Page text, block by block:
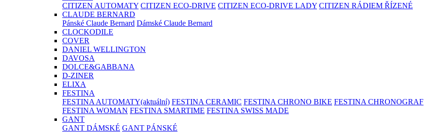
CITIZEN AUTOMATY CITIZEN ECO-DRIVE CITIZEN ECO-DRIVE LADY CITIZEN RÁDIEM ŘÍZENÉ
CLAUDE BERNARD
Pánské Claude Bernard Dámské Claude Bernard
CLOCKODILE
COVER
DANIEL WELLINGTON
DAVOSA
DOLCE&GABBANA
D-ZINER
ELIXA
FESTINA
FESTINA AUTOMATY(aktuální) FESTINA CERAMIC FESTINA CHRONO BIKE FESTINA CHRONOGRAF
FESTINA WOMAN FESTINA SMARTIME FESTINA SWISS MADE
GANT
GANT DÁMSKÉ GANT PÁNSKÉ